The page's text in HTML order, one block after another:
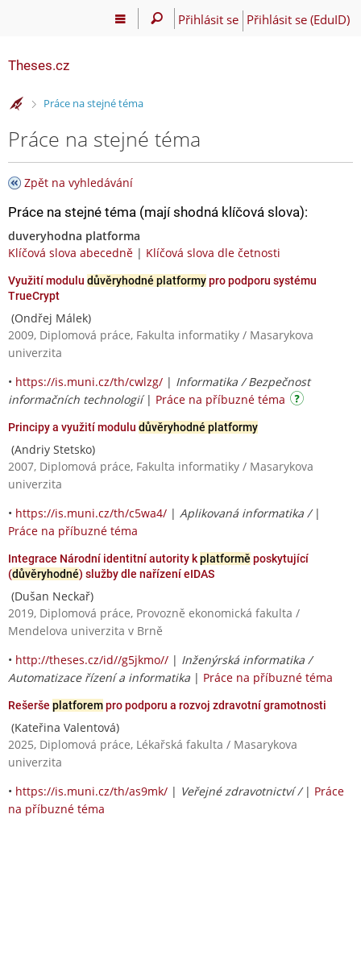
Přihlásit se Přihlásit se (EduID)
Theses.cz
>Práce na stejné téma
Práce na stejné téma
Zpět na vyhledávání
Práce na stejné téma (mají shodná klíčová slova):
duveryhodna platforma
Klíčová slova abecedně | Klíčová slova dle četnosti
Využití modulu důvěryhodné platformypro podporu systému
TrueCrypt
(Ondřej Málek)
2009, Diplomová práce, Fakulta informatiky / Masarykova
univerzita
• https://is.muni.cz/th/cwlzg/ | Informatika / Bezpečnost
informačních technologií| Práce na příbuzné téma
Principy a využití modulu důvěryhodné platformy
(Andriy Stetsko)
2007, Diplomová práce, Fakulta informatiky / Masarykova
univerzita
• https://is.muni.cz/th/c5wa4/ | Aplikovaná informatika / |
Práce na příbuzné téma
Integrace Národní identitní autority kplatformě poskytující
(důvěryhodné) služby dle nařízení eIDAS
(Dušan Neckař)
2019, Diplomová práce, Provozně ekonomická fakulta /
Mendelova univerzita v Brně
• http://theses.cz/id//g5jkmo// | Inženýrská informatika /
Automatizace řízení a informatika | Práce na příbuzné téma
Rešerše platforempro podporu a rozvoj zdravotní gramotnosti
(Kateřina Valentová)
2025, Diplomová práce, Lékařská fakulta / Masarykova
univerzita
• https://is.muni.cz/th/as9mk/ | Veřejné zdravotnictví / | Práce
na příbuzné téma